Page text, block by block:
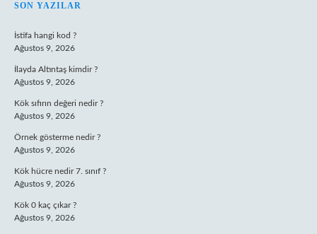
SIDEBAR
SON YAZILAR
İstifa hangi kod ?
Ağustos 9, 2026
İlayda Altıntaş kimdir ?
Ağustos 9, 2026
Kök sıfırın değeri nedir ?
Ağustos 9, 2026
Örnek gösterme nedir ?
Ağustos 9, 2026
Kök hücre nedir 7. sınıf ?
Ağustos 9, 2026
Kök 0 kaç çıkar ?
Ağustos 9, 2026